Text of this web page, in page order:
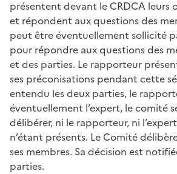
présentent devant le CRDCA leurs
et répondent aux questions des
peut être éventuellement sollicité
pour répondre aux questions des
et des parties. Le rapporteur
ses préconisations pendant cette
entendu les deux parties, le
éventuellement l’expert, le comité
délibérer, ni le rapporteur, ni
n’étant présents. Le Comité
ses membres. Sa décision est
parties.